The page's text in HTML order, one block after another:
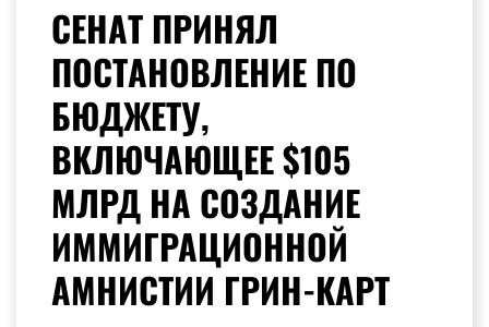
СЕНАТ ПРИНЯЛ
ПОСТАНОВЛЕНИЕ ПО
БЮДЖЕТУ,
ВКЛЮЧАЮЩЕЕ $105
МЛРД НА СОЗДАНИЕ
ИММИГРАЦИОННОЙ
АМНИСТИИ ГРИН-КАРТ